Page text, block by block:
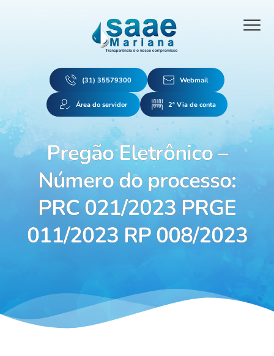
(31) 35579300 Webmail
Área do servidor 2ª Via de conta
Pregão Eletrônico –
Número do processo:
PRC 021/2023 PRGE
011/2023 RP 008/2023